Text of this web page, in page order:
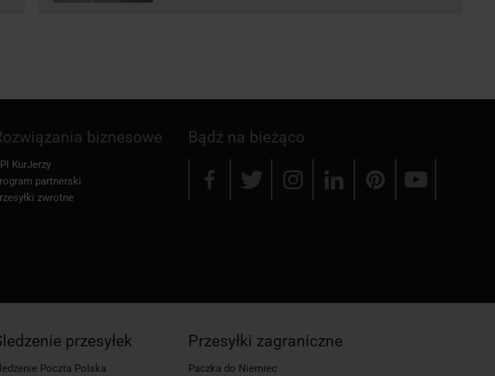
Bądź na bieżąco
biznesowe
KurJerzy
partnerski
zwrotne
przesyłek
Poczta Polska
Przesyłki zagraniczne
Paczka do Niemiec